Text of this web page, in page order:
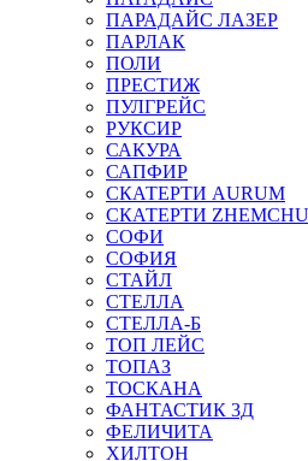
ПАРАДАЙС ЛАЗЕР
ПАРЛАК
ПОЛИ
ПРЕСТИЖ
ПУЛГРЕЙС
РУКСИР
САКУРА
САПФИР
СКАТЕРТИ AURUM
СКАТЕРТИ
СОФИ
СОФИЯ
СТАЙЛ
СТЕЛЛА
СТЕЛЛА-Б
ТОП ЛЕЙС
ТОПАЗ
ТОСКАНА
ФАНТАСТИК 3Д
ФЕЛИЧИТА
ХИЛТОН